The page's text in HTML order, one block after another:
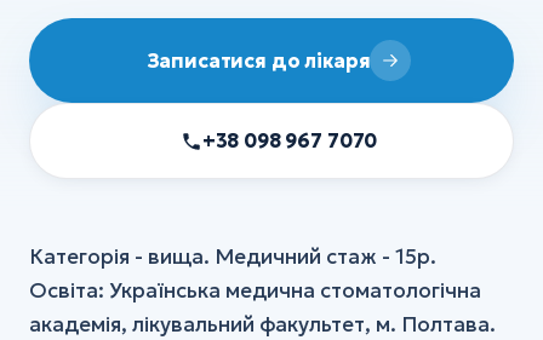
Записатися до лікаря
+38 098 967 7070
Категорія - вища. Медичний стаж - 15р.
Освіта: Українська медична стоматологічна
академія, лікувальний факультет, м. Полтава.